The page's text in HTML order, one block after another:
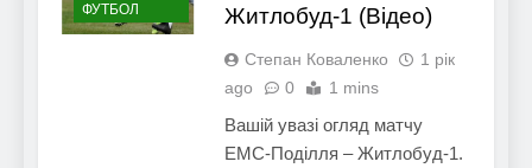
ФУТБОЛ
Житлобуд-1 (Відео)
Степан Коваленко
1 рік
ago
0 1 mins
Вашій увазі огляд матчу
ЕМС-Поділля – Житлобуд-1.